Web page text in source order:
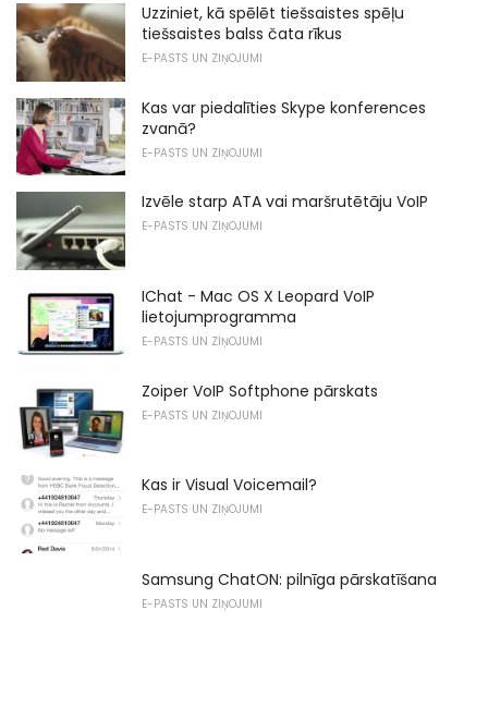
Uzziniet, kā spēlēt tiešsaistes spēļu
tiešsaistes balss čata rīkus
E-PASTS UN ZIŅOJUMI
Kas var piedalīties Skype konferences
zvanā?
E-PASTS UN ZIŅOJUMI
Izvēle starp ATA vai maršrutētāju VoIP
E-PASTS UN ZIŅOJUMI
IChat - Mac OS X Leopard VoIP
lietojumprogramma
E-PASTS UN ZIŅOJUMI
Zoiper VoIP Softphone pārskats
E-PASTS UN ZIŅOJUMI
Kas ir Visual Voicemail?
E-PASTS UN ZIŅOJUMI
Samsung ChatON: pilnīga pārskatīšana
E-PASTS UN ZIŅOJUMI